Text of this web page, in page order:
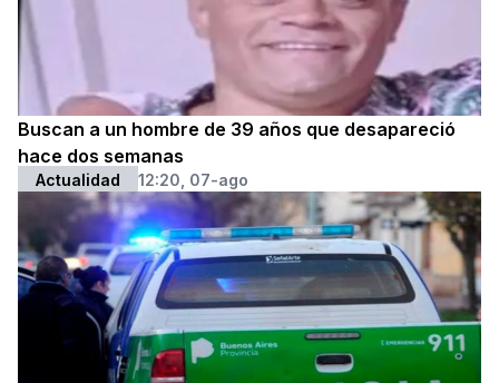
Buscan a un hombre de 39 años que desapareció
hace dos semanas
Actualidad 12:20, 07-ago